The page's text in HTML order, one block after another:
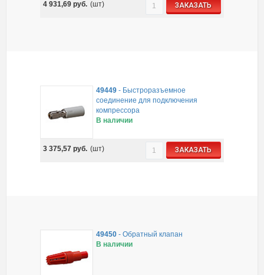
4 931,69руб. (шт) ЗАКАЗАТЬ
49449 - Быстроразъемное
соединение для подключения
компрессора
В наличии
3 375,57руб. (шт) ЗАКАЗАТЬ
49450 -Обратный клапан
В наличии